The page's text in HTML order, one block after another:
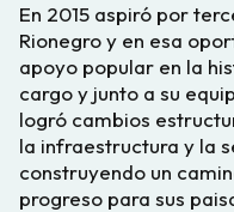
En 2015 aspiró por
Rionegro y en esa
apoyo popular en la
cargo y junto a su
logró cambios
la infraestructura y la
construyendo un
progreso para sus